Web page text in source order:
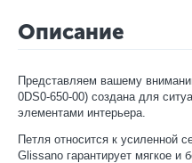
Описание
Представляем вашему
0DS0-650-00) создана для
элементами интерьера.
Петля относится к усиленной
Glissano гарантирует мягкое